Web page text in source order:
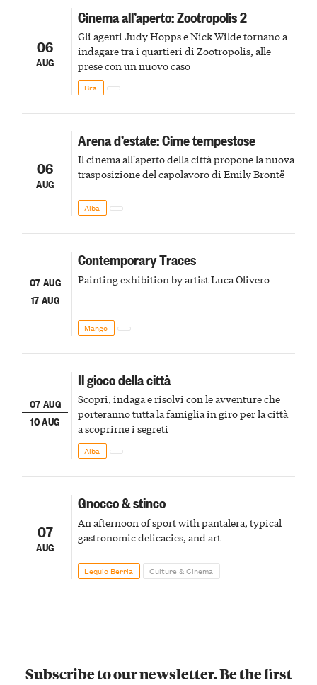
06
AUG
Cinema all’aperto: Zootropolis 2
Gli agenti Judy Hopps e Nick Wilde tornano a
indagare tra i quartieri di Zootropolis, alle
prese con un nuovo caso
Bra
06
AUG
Arena d’estate: Cime tempestose
Il cinema all'aperto della città propone la nuova
trasposizione del capolavoro di Emily Brontë
Alba
07 AUG
17 AUG
Contemporary Traces
Painting exhibition by artist Luca Olivero
Mango
07 AUG
10 AUG
Il gioco della città
Scopri, indaga e risolvi con le avventure che
porteranno tutta la famiglia in giro per la città
a scoprirne i segreti
Alba
07
AUG
Gnocco & stinco
An afternoon of sport with pantalera, typical
gastronomic delicacies, and art
Lequio Berria Culture & Cinema
Subscribe to our newsletter. Be the first